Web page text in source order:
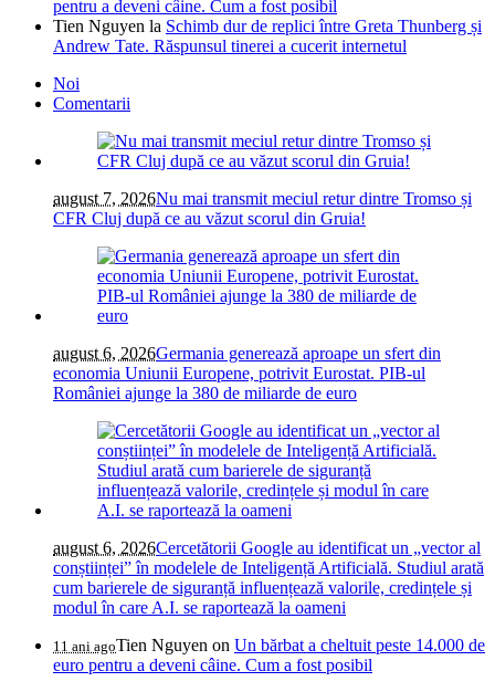
pentru a deveni câine. Cum a fost posibil
Tien Nguyen la Schimb dur de replici între Greta Thunberg și
Andrew Tate. Răspunsul tinerei a cucerit internetul
Noi
Comentarii
august 7, 2026Nu mai transmit meciul retur dintre Tromso și
CFR Cluj după ce au văzut scorul din Gruia!
august 6, 2026Germania generează aproape un sfert din
economia Uniunii Europene, potrivit Eurostat. PIB-ul
României ajunge la 380 de miliarde de euro
august 6, 2026Cercetătorii Google au identificat un „vector al
conștiinței” în modelele de Inteligență Artificială. Studiul arată
cum barierele de siguranță influențează valorile, credințele și
modul în care A.I. se raportează la oameni
11 ani agoTien Nguyen on Un bărbat a cheltuit peste 14.000 de
euro pentru a deveni câine. Cum a fost posibil